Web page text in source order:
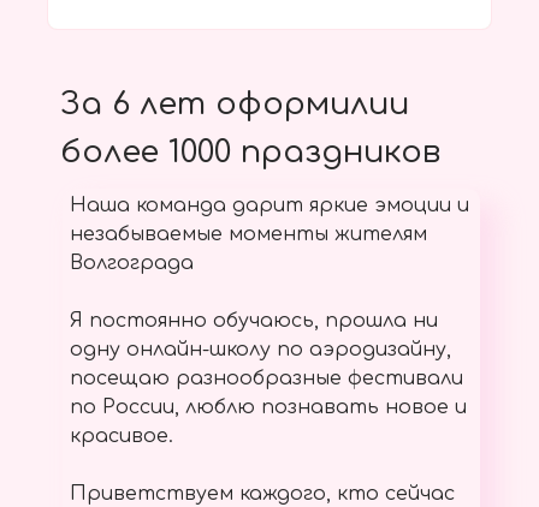
За 6 лет оформилии
более 1000 праздников
Наша команда дарит яркие эмоции и
незабываемые моменты жителям
Волгограда
Я постоянно обучаюсь, прошла ни
одну онлайн-школу по аэродизайну,
посещаю разнообразные фестивали
по России, люблю познавать новое и
красивое.
Приветствуем каждого, кто сейчас